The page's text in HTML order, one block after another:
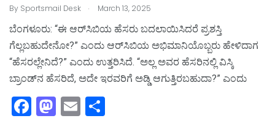
By Sportsmail Desk . March 13, 2025
ಬೆಂಗಳೂರು: “ಈ ಆರ್‌ಸಿಬಿಯ ಹೆಸರು ಬದಲಾಯಿಸಿದರೆ ಪ್ರಶಸ್ತಿ
ಗೆಲ್ಲಬಹುದೇನೋ?” ಎಂದು ಆರ್‌ಸಿಬಿಯ ಅಭಿಮಾನಿಯೊಬ್ಬರು ಹೇಳಿದಾಗ
“ಹೆಸರಲ್ಲೇನಿದೆ?” ಎಂದು ಉತ್ತರಿಸಿದೆ. “ಅಲ್ಲ ಅವರ ಹೆಸರಿನಲ್ಲಿ ವಿಸ್ಕಿ
ಬ್ರಾಂಡ್‌ನ ಹೆಸರಿದೆ, ಅದೇ ಇರವರಿಗೆ ಅಡ್ಡಿ ಆಗುತ್ತಿರಬಹುದಾ?” ಎಂದು
F
a
M
a
E
m